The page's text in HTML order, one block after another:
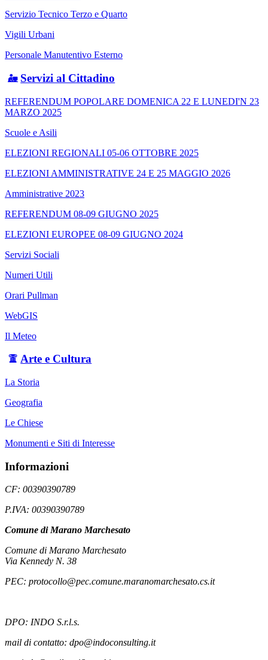
Servizio Tecnico Terzo e Quarto
Vigili Urbani
Personale Manutentivo Esterno
Servizi al Cittadino
REFERENDUM POPOLARE DOMENICA 22 E LUNEDI'N 23
MARZO 2025
Scuole e Asili
ELEZIONI REGIONALI 05-06 OTTOBRE 2025
ELEZIONI AMMINISTRATIVE 24 E 25 MAGGIO 2026
Amministrative 2023
REFERENDUM 08-09 GIUGNO 2025
ELEZIONI EUROPEE 08-09 GIUGNO 2024
Servizi Sociali
Numeri Utili
Orari Pullman
WebGIS
Il Meteo
Arte e Cultura
La Storia
Geografia
Le Chiese
Monumenti e Siti di Interesse
Informazioni
CF: 00390390789
P.IVA: 00390390789
Comune di Marano Marchesato
Comune di Marano Marchesato
Via Kennedy N. 38
PEC: protocollo@pec.comune.maranomarchesato.cs.it
DPO: INDO S.r.l.s.
mail di contatto: dpo@indoconsulting.it